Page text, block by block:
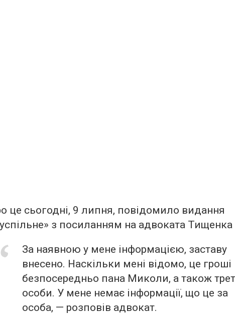
це сьогодні, 9 липня, повідомило видання
з посиланням на адвоката Тищенка
За наявною у мене інформацією, заставу
внесено. Наскільки мені відомо, це гроші
безпосередньо пана Миколи, а також
особи. У мене немає інформації, що це за
особа, — розповів адвокат.